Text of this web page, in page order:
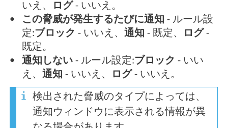
いえ、
ログ - いいえ。
この脅威が発生するたびに通知 - ルール設
定:ブロック - いいえ、通知 - 既定、 ログ -
既定。
通知しない - ルール設定:ブロック - いい
え、通知 - いいえ、 ログ - いいえ。
検出された脅威のタイプによっては、
通知ウィンドウに表示される情報が異